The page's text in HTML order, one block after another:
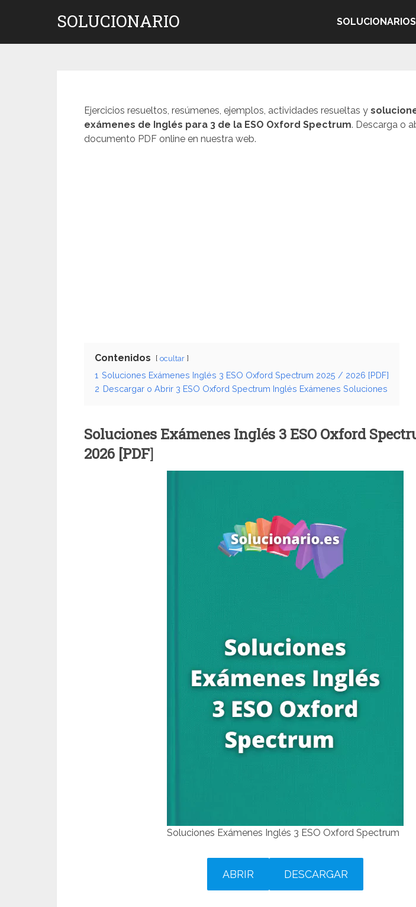
SOLUCIONARIO SOLUCIONARIOS
Ejercicios resueltos, resúmenes, ejemplos, actividades resueltas y
exámenes de Inglés para 3 de la ESO Oxford Spectrum. Descarga o
documento PDF online en nuestra web.
Contenidos ocultar
1 Soluciones Exámenes Inglés 3 ESO Oxford Spectrum 2025 / 2026 [PDF]
2 Descargar o Abrir 3 ESO Oxford Spectrum Inglés Exámenes Soluciones
Soluciones Exámenes Inglés 3 ESO Oxford
2026 [PDF]
Soluciones Exámenes Inglés 3 ESO Oxford Spectrum
ABRIR DESCARGAR